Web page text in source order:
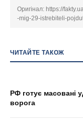
Оригінал: https://
-mig-29-istrebiteli-
ЧИТАЙТЕ ТАКОЖ
РФ готує масовані
ворога